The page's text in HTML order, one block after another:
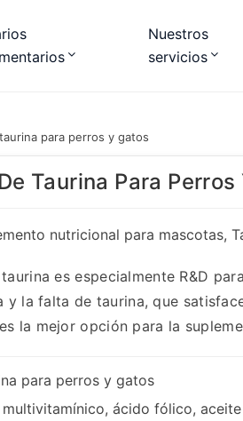
Nuestros
servicios
para perros y gatos
Taurina Para Perros
nutricional para mascotas,
taurina es especialmente R&D
y la falta de taurina, que
la mejor opción para la
para perros y gatos
multivitamínico, ácido fólico,